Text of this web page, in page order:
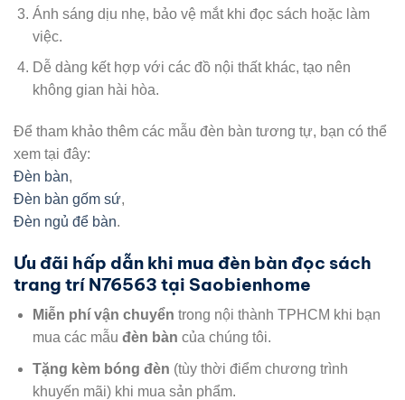
Ánh sáng dịu nhẹ, bảo vệ mắt khi đọc sách hoặc làm
việc.
Dễ dàng kết hợp với các đồ nội thất khác, tạo nên
không gian hài hòa.
Để tham khảo thêm các mẫu đèn bàn tương tự, bạn có thể
xem tại đây:
Đèn bàn,
Đèn bàn gốm sứ,
Đèn ngủ để bàn.
Ưu đãi hấp dẫn khi mua đèn bàn đọc sách
trang trí N76563 tại Saobienhome
Miễn phí vận chuyển trong nội thành TPHCM khi bạn
mua các mẫu đèn bàn của chúng tôi.
Tặng kèm bóng đèn (tùy thời điểm chương trình
khuyến mãi) khi mua sản phẩm.